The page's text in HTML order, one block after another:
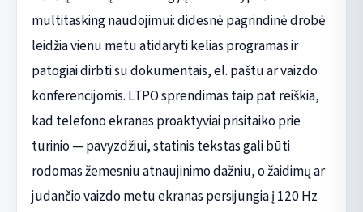
multitasking naudojimui: didesnė pagrindinė drobė
leidžia vienu metu atidaryti kelias programas ir
patogiai dirbti su dokumentais, el. paštu ar vaizdo
konferencijomis. LTPO sprendimas taip pat reiškia,
kad telefono ekranas proaktyviai prisitaiko prie
turinio — pavyzdžiui, statinis tekstas gali būti
rodomas žemesniu atnaujinimo dažniu, o žaidimų ar
judančio vaizdo metu ekranas persijungia į 120 Hz